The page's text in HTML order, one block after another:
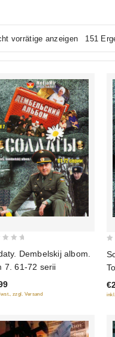
vorrätige anzeigen 151
Dembelskij albom.
7. 61-72 serii
zzgl. Versand
of
5